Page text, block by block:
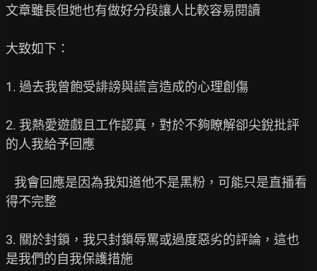
文章雖長但她也有做好分段讓人比較容易閱讀
大致如下：
1. 過去我曾飽受誹謗與謊言造成的心理創傷
2. 我熱愛遊戲且工作認真，對於不夠瞭解卻尖銳批評
的人我給予回應
得不完整
3. 關於封鎖，我只封鎖辱罵或過度惡劣的評論，這也
是我們的自我保護措施